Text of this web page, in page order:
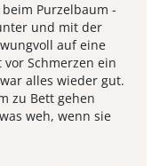
Purzelbaum -
und mit der
auf eine
vor Schmerzen ein
alles wieder gut.
zu Bett gehen
weh, wenn sie